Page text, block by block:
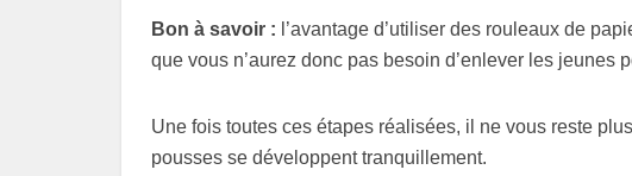
Bon à savoir : l’avantage d’utiliser des rouleaux de
que vous n’aurez donc pas besoin d’enlever les jeunes
Une fois toutes ces étapes réalisées, il ne vous reste
pousses se développent tranquillement.